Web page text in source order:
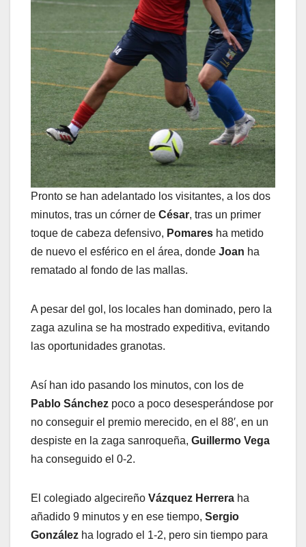
Pronto se han adelantado los visitantes, a los dos
minutos, tras un córner de César, tras un primer
toque de cabeza defensivo, Pomares ha metido
de nuevo el esférico en el área, donde Joan ha
rematado al fondo de las mallas.
A pesar del gol, los locales han dominado, pero la
zaga azulina se ha mostrado expeditiva, evitando
las oportunidades granotas.
Así han ido pasando los minutos, con los de
Pablo Sánchez poco a poco desesperándose por
no conseguir el premio merecido, en el 88′, en un
despiste en la zaga sanroqueña, Guillermo Vega
ha conseguido el 0-2.
El colegiado algecireño Vázquez Herrera ha
añadido 9 minutos y en ese tiempo, Sergio
González ha logrado el 1-2, pero sin tiempo para